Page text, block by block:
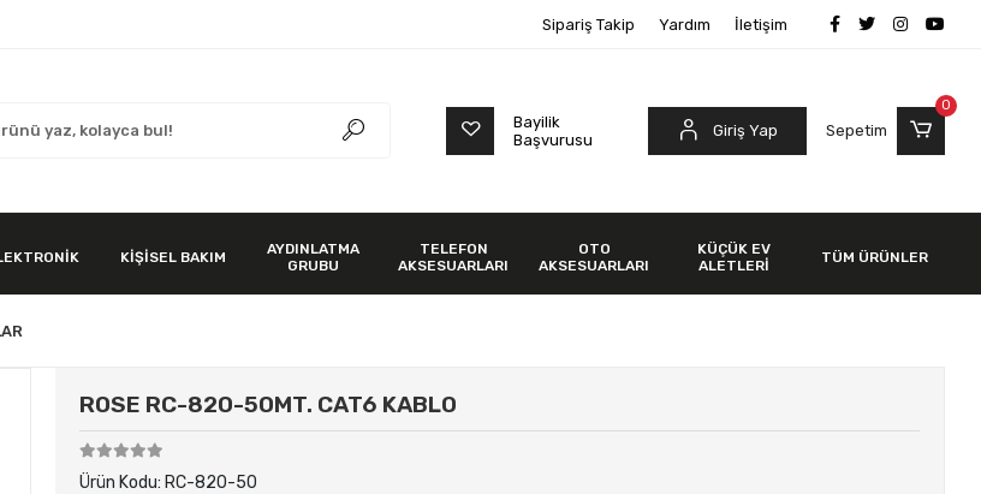
Sipariş Takip Yardım İletişim
Bayilik
Başvurusu
Giriş Yap Sepetim
0
KİŞİSEL BAKIM
AYDINLATMA
GRUBU
TELEFON
AKSESUARLARI
OTO
AKSESUARLARI
KÜÇÜK EV
ALETLERİ
TÜM ÜRÜNLER
ROSE RC-820-50MT. CAT6 KABLO
Ürün Kodu: RC-820-50